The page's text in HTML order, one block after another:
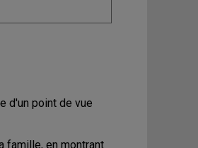
d'un point de vue
famille, en montrant